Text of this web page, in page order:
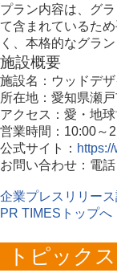
プラン内容は、グ
て含まれているた
く、本格的なグラ
施設概要
施設名：ウッドデ
所在地：愛知県瀬
アクセス：愛・地
営業時間：10:00～
公式サイト：
お問い合わせ：電
企業プレスリリー
PR TIMESトップへ
トピックス